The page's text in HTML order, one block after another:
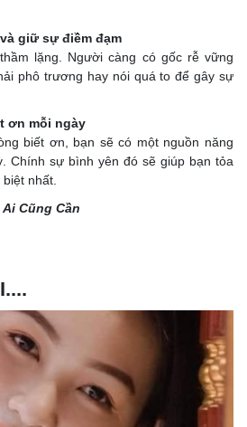
giữ sự điềm đạm
lặng. Người càng có gốc rễ vững
phô trương hay nói quá to để gây sự
ơn mỗi ngày
biết ơn, bạn sẽ có một nguồn năng
Chính sự bình yên đó sẽ giúp bạn tỏa
nhất.
Cũng Cần